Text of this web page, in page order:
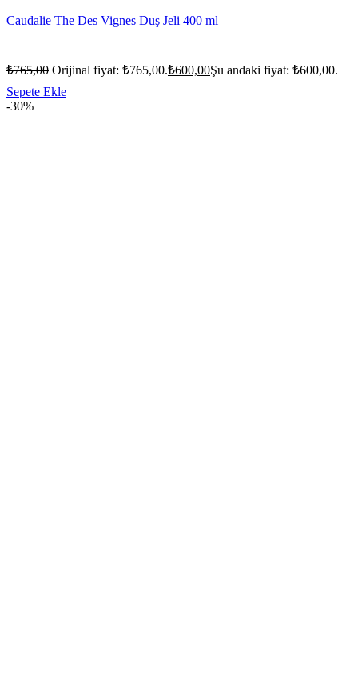
Caudalie The Des Vignes Duş Jeli 400 ml
₺765,00 Orijinal fiyat: ₺765,00.₺600,00Şu andaki fiyat: ₺600,00.
Sepete Ekle
-30%